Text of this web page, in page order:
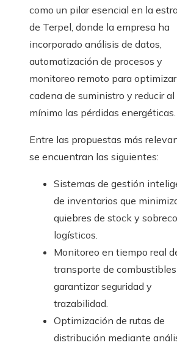
como un pilar esencial en la
de Terpel, donde la empresa ha
incorporado análisis de datos,
automatización de procesos y
monitoreo remoto para optimizar
cadena de suministro y reducir al
mínimo las pérdidas energéticas.
Entre las propuestas más
se encuentran las siguientes:
Sistemas de gestión
de inventarios que
quiebres de stock y
logísticos.
Monitoreo en tiempo real
transporte de
garantizar seguridad y
trazabilidad.
Optimización de rutas de
distribución mediante